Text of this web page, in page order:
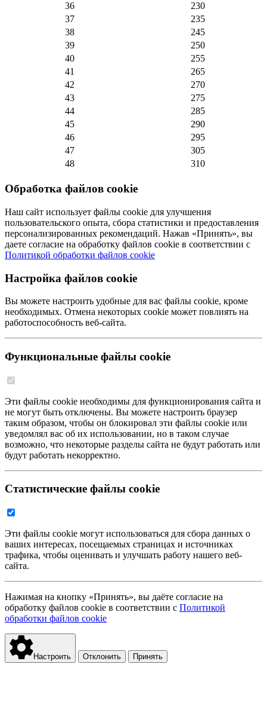
36
230
37
235
38
245
39
250
40
255
41
265
42
270
43
275
44
285
45
290
46
295
47
305
48
310
Обработка файлов cookie
Наш сайт использует файлы cookie для улучшения
пользовательского опыта, сбора статистики и предоставления
персонализированных рекомендаций. Нажав «Принять», вы
даете согласие на обработку файлов cookie в соответствии с
Политикой обработки файлов cookie
Настройка файлов cookie
Вы можете настроить удобные для вас файлы cookie, кроме
необходимых. Отмена некоторых cookie может повлиять на
работоспособность веб-сайта.
Функциональные файлы cookie
Эти файлы cookie необходимы для функционирования сайта и
не могут быть отключены. Вы можете настроить браузер
таким образом, чтобы он блокировал эти файлы cookie или
уведомлял вас об их использовании, но в таком случае
возможно, что некоторые разделы сайта не будут работать или
будут работать некорректно.
Статистические файлы cookie
Эти файлы cookie могут использоваться для сбора данных о
ваших интересах, посещаемых страницах и источниках
трафика, чтобы оценивать и улучшать работу нашего веб-
сайта.
Нажимая на кнопку «Принять», вы даёте согласие на
обработку файлов cookie в соответствии с Политикой
обработки файлов cookie
Настроить Отклонить Принять